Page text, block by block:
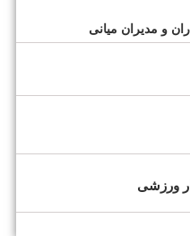
و مدیران میانی
ورزشی